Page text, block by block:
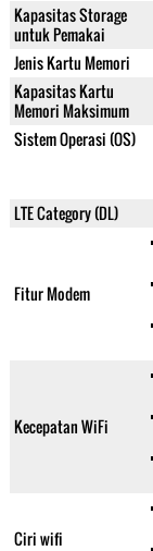
Kapasitas Storage
untuk Pemakai
Jenis Kartu Memori
Kapasitas Kartu
Memori Maksimum
Sistem Operasi (OS)
LTE Category (DL)
Fitur Modem
Kecepatan WiFi
Ciri wifi